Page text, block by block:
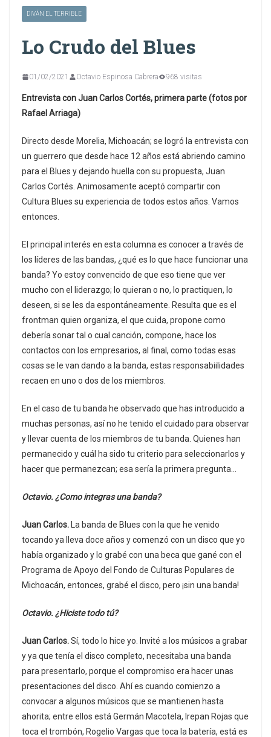
DIVÁN EL TERRIBLE
Lo Crudo del Blues
01/02/2021 Octavio Espinosa Cabrera 968 visitas
Entrevista con Juan Carlos Cortés, primera parte (fotos por
Rafael Arriaga)
Directo desde Morelia, Michoacán; se logró la entrevista con
un guerrero que desde hace 12 años está abriendo camino
para el Blues y dejando huella con su propuesta, Juan
Carlos Cortés. Animosamente aceptó compartir con
Cultura Blues su experiencia de todos estos años. Vamos
entonces.
El principal interés en esta columna es conocer a través de
los líderes de las bandas, ¿qué es lo que hace funcionar una
banda? Yo estoy convencido de que eso tiene que ver
mucho con el liderazgo; lo quieran o no, lo practiquen, lo
deseen, si se les da espontáneamente. Resulta que es el
frontman quien organiza, el que cuida, propone como
debería sonar tal o cual canción, compone, hace los
contactos con los empresarios, al final, como todas esas
cosas se le van dando a la banda, estas responsabiilidades
recaen en uno o dos de los miembros.
En el caso de tu banda he observado que has introducido a
muchas personas, así no he tenido el cuidado para observar
y llevar cuenta de los miembros de tu banda. Quienes han
permanecido y cuál ha sido tu criterio para seleccionarlos y
hacer que permanezcan; esa sería la primera pregunta…
Octavio. ¿Como integras una banda?
Juan Carlos. La banda de Blues con la que he venido
tocando ya lleva doce años y comenzó con un disco que yo
había organizado y lo grabé con una beca que gané con el
Programa de Apoyo del Fondo de Culturas Populares de
Michoacán, entonces, grabé el disco, pero ¡sin una banda!
Octavio. ¿Hiciste todo tú?
Juan Carlos.Sí, todo lo hice yo. Invité a los músicos a grabar
y ya que tenía el disco completo, necesitaba una banda
para presentarlo, porque el compromiso era hacer unas
presentaciones del disco. Ahí es cuando comienzo a
convocar a algunos músicos que se mantienen hasta
ahorita; entre ellos está Germán Macotela, Irepan Rojas que
toca el trombón, Rogelio Vargas que toca la batería, está es